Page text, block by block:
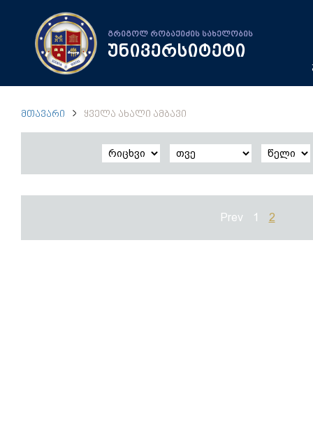
გრიგოლ რობაქიძის სახელობის
უნივერსიტეტი
ᲛᲗᲐᲕᲐᲠᲘ ᲧᲕᲔᲚᲐ ᲐᲮᲐᲚᲘ ᲐᲛᲑᲐᲕᲘ
Prev 1 2